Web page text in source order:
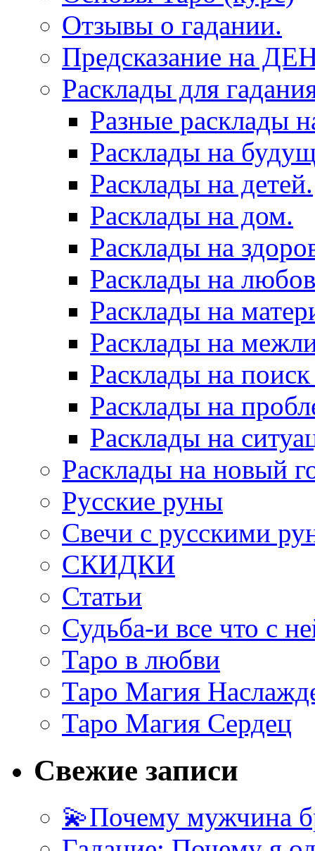
Отзывы о гадании.
Предсказание на
Расклады для
Разные расклады
Расклады на
Расклады на детей.
Расклады на дом.
Расклады на
Расклады на
Расклады на
Расклады на
Расклады на
Расклады на
Расклады на
Расклады на новый
Русские руны
Свечи с русскими
СКИДКИ
Статьи
Судьба-и все что с
Таро в любви
Таро Магия
Таро Магия Сердец
Свежие записи
💫Почему мужчина